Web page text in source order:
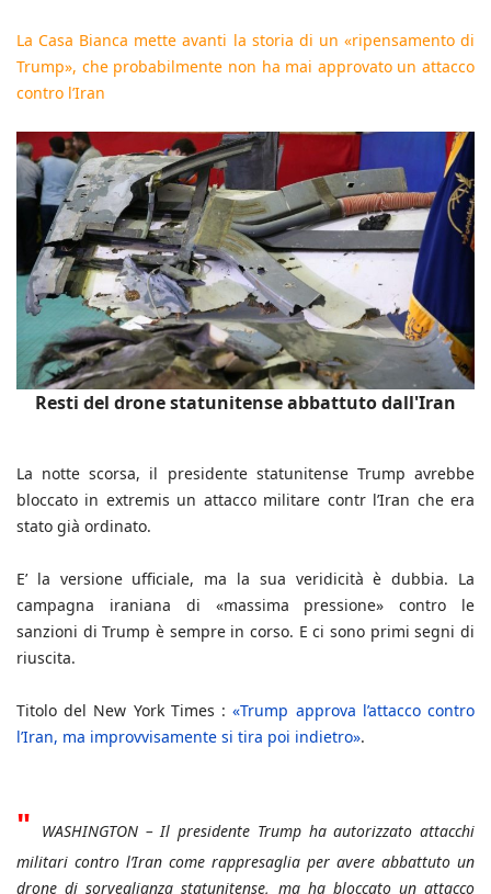
La Casa Bianca mette avanti la storia di un «ripensamento di
Trump», che probabilmente non ha mai approvato un attacco
contro l’Iran
Resti del drone statunitense abbattuto dall'Iran
La notte scorsa, il presidente statunitense Trump avrebbe
bloccato in extremis un attacco militare contr l’Iran che era
stato già ordinato.
E’ la versione ufficiale, ma la sua veridicità è dubbia. La
campagna iraniana di «massima pressione» contro le
sanzioni di Trump è sempre in corso. E ci sono primi segni di
riuscita.
Titolo del New York Times :«Trump approva l’attacco contro
l’Iran, ma improvvisamente si tira poi indietro».
"
WASHINGTON – Il presidente Trump ha autorizzato attacchi
militari contro l’Iran come rappresaglia per avere abbattuto un
drone di sorveglianza statunitense, ma ha bloccato un attacco